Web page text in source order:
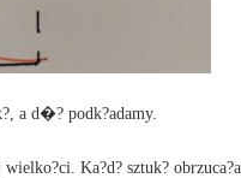
a d�? podk?adamy.
Ka?d? sztuk?